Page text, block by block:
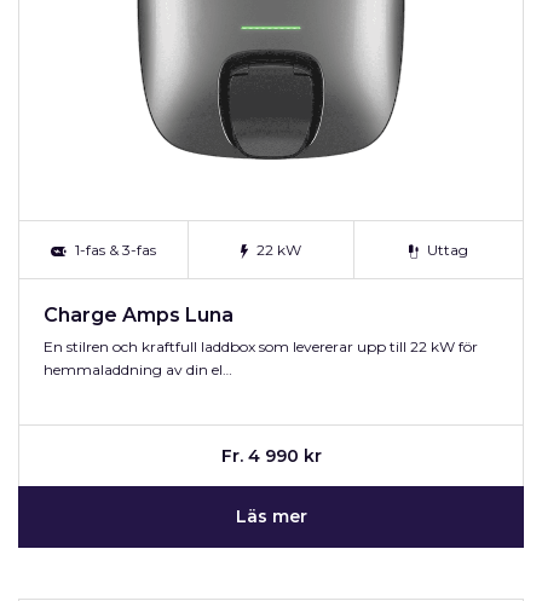
1-fas & 3-fas 22 kW Uttag
Charge Amps Luna
En stilren och kraftfull laddbox som levererar upp till 22 kW för
hemmaladdning av din el…
Fr. 4 990 kr
Läs mer